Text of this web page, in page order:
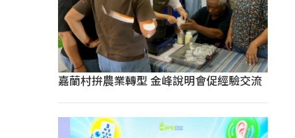
嘉蘭村拚農業轉型 金峰說明會促經驗交流